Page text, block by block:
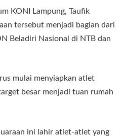
KONI Lampung, Taufik
tersebut menjadi bagian dari
Beladiri Nasional di NTB dan
mulai menyiapkan atlet
besar menjadi tuan rumah
ini lahir atlet-atlet yang